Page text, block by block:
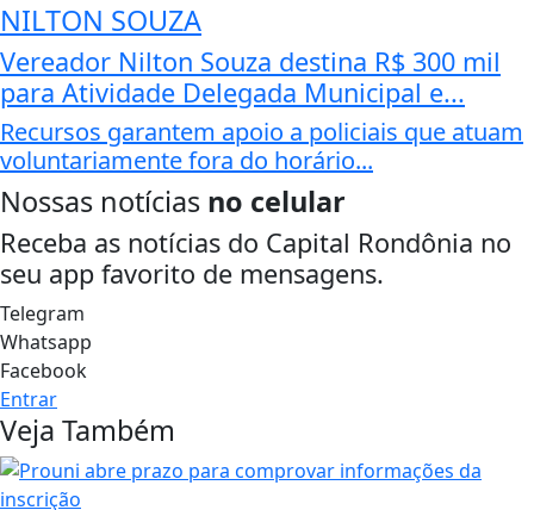
NILTON SOUZA
Vereador Nilton Souza destina R$ 300 mil
para Atividade Delegada Municipal e...
Recursos garantem apoio a policiais que atuam
voluntariamente fora do horário...
Nossas notícias no celular
Receba as notícias do Capital Rondônia no
seu app favorito de mensagens.
Telegram
Whatsapp
Facebook
Entrar
Veja Também